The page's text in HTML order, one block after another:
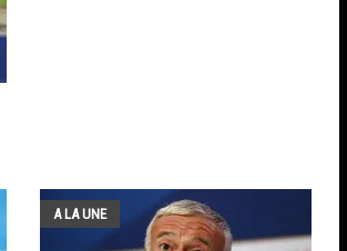
A LA UNE